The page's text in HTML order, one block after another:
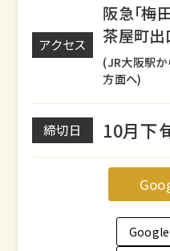
アクセス
阪急「梅
茶屋町出
(JR大阪駅か
方面へ)
締切日 10月下
Google